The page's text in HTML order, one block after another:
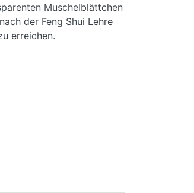
Muschelblättchen
der Feng Shui Lehre
erreichen.